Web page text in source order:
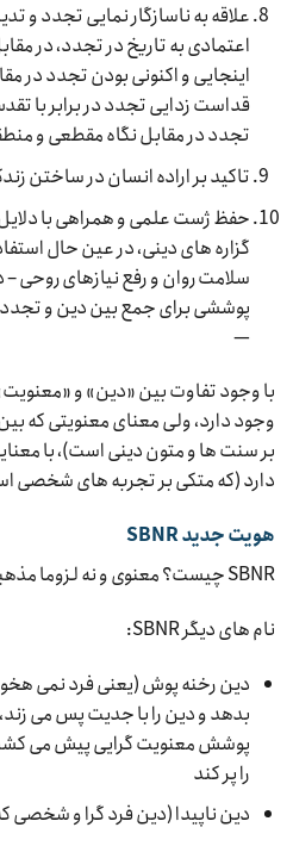
علاقه به ناسازگار نمایی تجدد و
اعتمادی به تاریخ در تجدد، در
اینجایی و اکنونی بودن تجدد در
قداست زدایی تجدد در برابر با
تجدد در مقابل نگاه مقطعی و
تاکید بر اراده انسان در ساختن
حفظ ژست علمی و همراهی با
گزاره های دینی، در عین حال
سلامت روان و رفع نیازهای روحی
پوششی برای جمع بین دین و
—
با وجود تفاوت بین «دین» و
وجود دارد، ولی معنای معنویتی که
بر سنت ها و متون دینی است)، با
دارد (که متکی بر تجربه های شخصی
هویت جدید SBNR
SBNR چیست؟ معنوی و نه لزوما مذهبی
نام های دیگر SBNR:
دین رخنه پوش (یعنی فرد نمی
بدهد و دین را با جدیت پس می
پوشش معنویت گرایی پیش می
را پر کند
دین ناپیدا (دین فرد گرا و شخصی